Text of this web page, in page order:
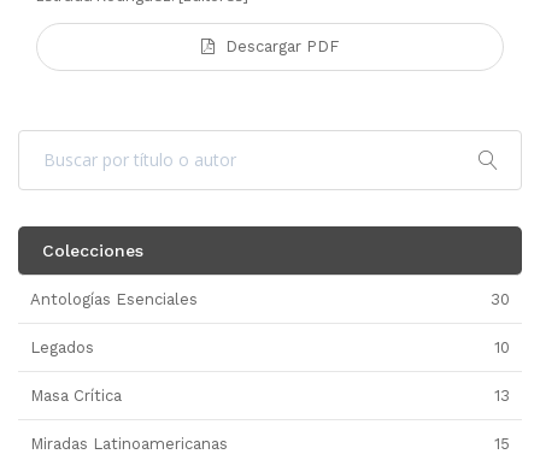
Descargar PDF
Colecciones
Antologías Esenciales 30
Legados 10
Masa Crítica 13
Miradas Latinoamericanas 15